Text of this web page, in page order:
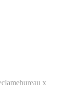
x